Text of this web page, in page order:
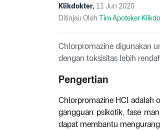
Klikdokter, 11 Jun 2020
Ditinjau Oleh Tim Apoteker
Chlorpromazine digunakan
dengan toksisitas lebih
Pengertian
Chlorpromazine HCl adalah
gangguan psikotik, fase
dapat membantu